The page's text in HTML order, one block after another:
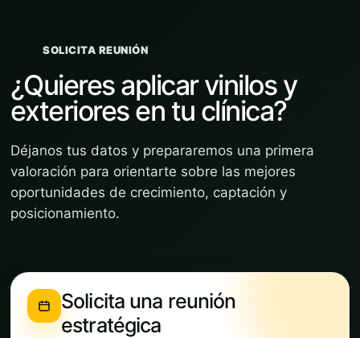
SOLICITA REUNIÓN
¿Quieres aplicar vinilos y
exteriores en tu clínica?
Déjanos tus datos y prepararemos una primera
valoración para orientarte sobre las mejores
oportunidades de crecimiento, captación y
posicionamiento.
Solicita una reunión
estratégica